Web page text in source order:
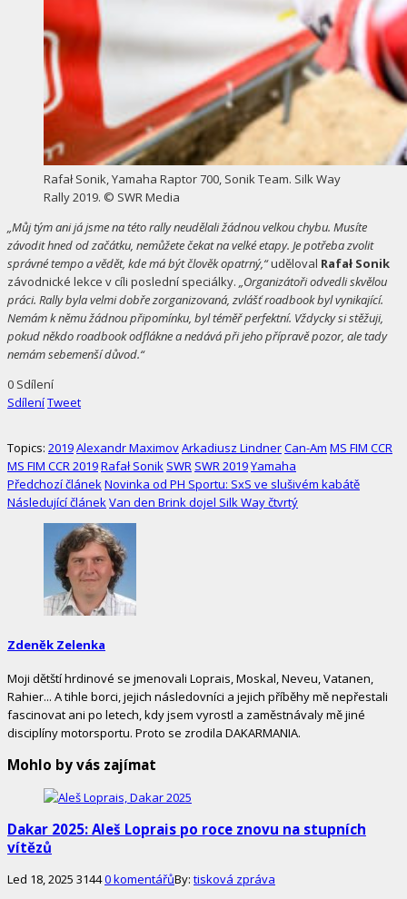
Rafał Sonik, Yamaha Raptor 700, Sonik Team. Silk Way
Rally 2019. © SWR Media
„Můj tým ani já jsme na této rally neudělali žádnou velkou chybu. Musíte
závodit hned od začátku, nemůžete čekat na velké etapy. Je potřeba zvolit
správné tempo a vědět, kde má být člověk opatrný,“uděloval Rafał Sonik
závodnické lekce v cíli poslední speciálky. „Organizátoři odvedli skvělou
práci. Rally byla velmi dobře zorganizovaná, zvlášť roadbook byl vynikající.
Nemám k němu žádnou připomínku, byl téměř perfektní. Vždycky si stěžuji,
pokud někdo roadbook odflákne a nedává při jeho přípravě pozor, ale tady
nemám sebemenší důvod.“
0 Sdílení
SdíleníTweet
Topics: 2019Alexandr MaximovArkadiusz LindnerCan-Am MS FIM CCR
MS FIM CCR 2019Rafał Sonik SWR SWR 2019Yamaha
Předchozí článek Novinka od PH Sportu: SxS ve slušivém kabátě
Následující článek Van den Brink dojel Silk Way čtvrtý
Zdeněk Zelenka
Moji dětští hrdinové se jmenovali Loprais, Moskal, Neveu, Vatanen,
Rahier... A tihle borci, jejich následovníci a jejich příběhy mě nepřestali
fascinovat ani po letech, kdy jsem vyrostl a zaměstnávaly mě jiné
disciplíny motorsportu. Proto se zrodila DAKARMANIA.
Mohlo by vás zajímat
Dakar 2025: Aleš Loprais po roce znovu na stupních
vítězů
Led 18, 2025 31440 komentářůBy: tisková zpráva